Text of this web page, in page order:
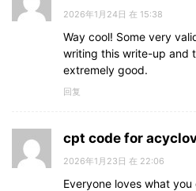
2026年1月24日 在 15:38
Way cool! Some very
writing this write-up and
extremely good.
回复
cpt code for
2026年1月23日 在 22:06
Everyone loves what